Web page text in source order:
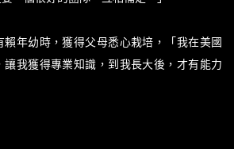
年幼時，獲得父母悉心栽培，「我在美國
我獲得專業知識，到我長大後，才有能力